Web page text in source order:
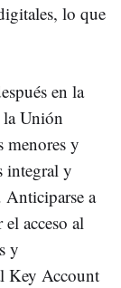
lo que
en la
Unión
menores y
integral y
a
acceso al
y
Key Account